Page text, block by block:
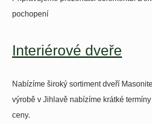
pochopení
Interiérové dveře
Nabízíme široký sortiment dveří
výrobě v Jihlavě nabízíme krátké
ceny.